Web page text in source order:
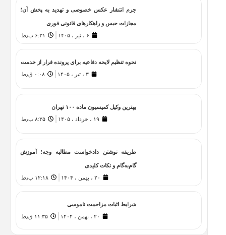
جرم انتشار عکس خصوصی و تهدید به پخش آن؛
مجازات حبس و راهکارهای قانونی فوری
۶ ، تیر ، ۱۴۰۵
۶:۳۱ ب٫ظ
نحوه تنظیم لایحه دفاعیه برای پرونده فرار از خدمت
۳ ، تیر ، ۱۴۰۵
۰:۰۸ ق٫ظ
بهترین وکیل کمیسیون ماده ۱۰۰ تهران
۱۹ ، خرداد ، ۱۴۰۵
۸:۳۵ ب٫ظ
طریقه نوشتن دادخواست مطالبه وجه؛ آموزش
گام‌به‌گام و نکات کلیدی
۲۰ ، بهمن ، ۱۴۰۴
۱۲:۱۸ ب٫ظ
شرایط اثبات مزاحمت ناموسی
۲۰ ، بهمن ، ۱۴۰۴
۱۱:۳۵ ق٫ظ